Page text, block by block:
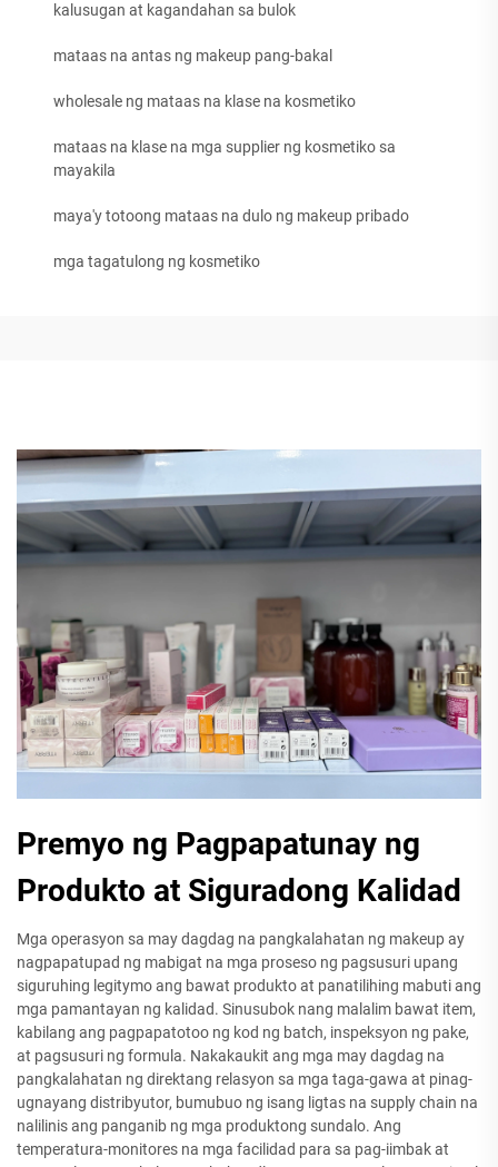
kalusugan at kagandahan sa bulok
mataas na antas ng makeup pang-bakal
wholesale ng mataas na klase na kosmetiko
mataas na klase na mga supplier ng kosmetiko sa
mayakila
maya'y totoong mataas na dulo ng makeup pribado
mga tagatulong ng kosmetiko
Premyo ng Pagpapatunay ng
Produkto at Siguradong Kalidad
Mga operasyon sa may dagdag na pangkalahatan ng makeup ay
nagpapatupad ng mabigat na mga proseso ng pagsusuri upang
siguruhing legitymo ang bawat produkto at panatilihing mabuti ang
mga pamantayan ng kalidad. Sinusubok nang malalim bawat item,
kabilang ang pagpapatotoo ng kod ng batch, inspeksyon ng pake,
at pagsusuri ng formula. Nakakaukit ang mga may dagdag na
pangkalahatan ng direktang relasyon sa mga taga-gawa at pinag-
ugnayang distribyutor, bumubuo ng isang ligtas na supply chain na
nalilinis ang panganib ng mga produktong sundalo. Ang
temperatura-monitores na mga facilidad para sa pag-iimbak at